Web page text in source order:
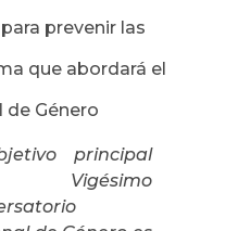
prevenir las
que abordará el
de Género
principal
Vigésimo